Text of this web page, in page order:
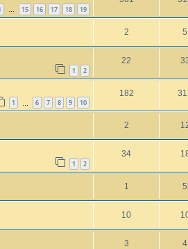
… 15 16 17 18 19
2
1 2
22
1 6 7 8 9 10
182
2
1 2
34
1
10
3